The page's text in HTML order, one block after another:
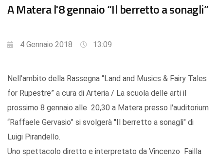
A Matera l'8 gennaio “Il berretto a sonagli”
4 Gennaio 2018 13:09
Nell’ambito della Rassegna “Land and Musics & Fairy Tales
for Rupestre” a cura di Arteria / La scuola delle arti il
prossimo 8 gennaio alle 20,30 a Matera presso l'auditorium
“Raffaele Gervasio” si svolgerà "Il berretto a sonagli" di
Luigi Pirandello.
Uno spettacolo diretto e interpretato da Vincenzo Failla